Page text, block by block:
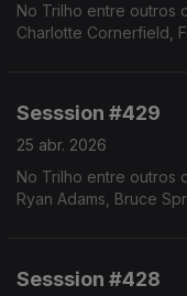
No Trilho entre outros
Charlotte Cornerfield,
Sesssion #429
25 abr. 2026
No Trilho entre outros
Ryan Adams, Bruce
Sesssion #428